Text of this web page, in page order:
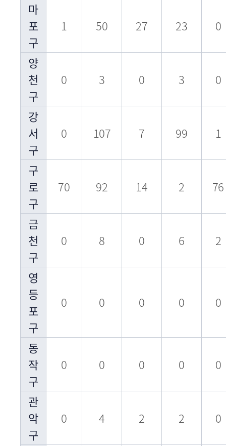
마
포
구
1 50 27 23 0
양
천
구
0 3 0 3 0
강
서
구
0 107 7 99 1
구
로
구
70 92 14 2 76
금
천
구
0 8 0 6 2
영
등
포
구
0 0 0 0 0
동
작
구
0 0 0 0 0
관
악
구
0 4 2 2 0